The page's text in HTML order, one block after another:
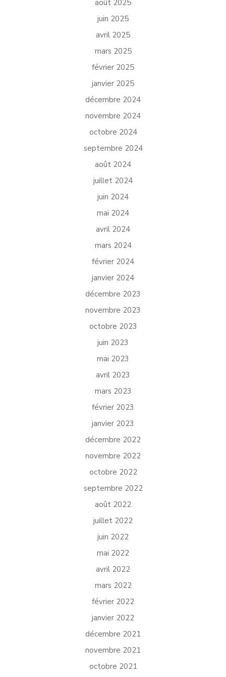
août 2025
juin 2025
avril 2025
mars 2025
février 2025
janvier 2025
décembre 2024
novembre 2024
octobre 2024
septembre 2024
août 2024
juillet 2024
juin 2024
mai 2024
avril 2024
mars 2024
février 2024
janvier 2024
décembre 2023
novembre 2023
octobre 2023
juin 2023
mai 2023
avril 2023
mars 2023
février 2023
janvier 2023
décembre 2022
novembre 2022
octobre 2022
septembre 2022
août 2022
juillet 2022
juin 2022
mai 2022
avril 2022
mars 2022
février 2022
janvier 2022
décembre 2021
novembre 2021
octobre 2021